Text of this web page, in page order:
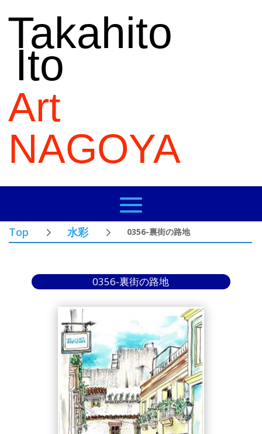
Takahito
Ito
Art
NAGOYA
Top 水彩 0356-裏街の路地
0356-裏街の路地